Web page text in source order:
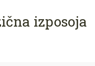
izposoja